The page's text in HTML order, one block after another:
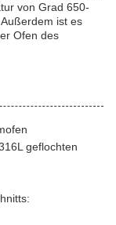
von Grad 650-
ist es
Ofen des
geflochten